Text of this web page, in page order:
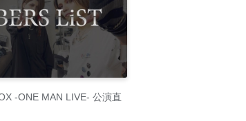
-ONE MAN LIVE- 公演直